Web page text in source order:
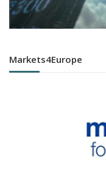
Markets4Europe